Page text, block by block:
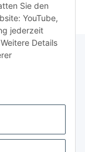
Sie den
YouTube,
jederzeit
Details